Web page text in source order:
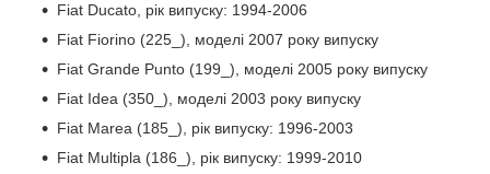
Fiat Ducato, рік випуску: 1994-2006
Fiat Fiorino (225_), моделі 2007 року випуску
Fiat Grande Punto (199_), моделі 2005 року випуску
Fiat Idea (350_), моделі 2003 року випуску
Fiat Marea (185_), рік випуску: 1996-2003
Fiat Multipla (186_), рік випуску: 1999-2010